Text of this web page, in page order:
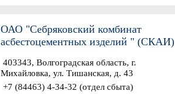
ОАО "Себряковский комбинат
асбестоцементных изделий " (СКАИ)
403343, Волгоградская область, г.
Михайловка, ул. Тишанская, д. 43
+7 (84463) 4-34-32 (отдел сбыта)